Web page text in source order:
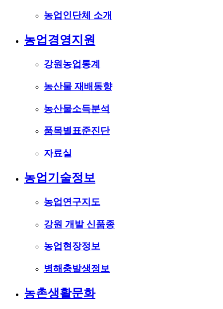
농업인단체 소개
농업경영지원
강원농업통계
농산물 재배동향
농산물소득분석
품목별표준진단
자료실
농업기술정보
농업연구지도
강원 개발 신품종
농업현장정보
병해충발생정보
농촌생활문화